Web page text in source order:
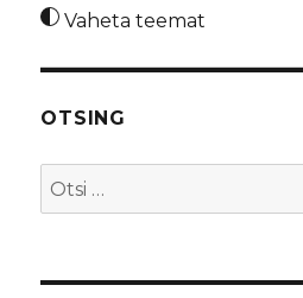
Vaheta teemat
OTSING
Otsi: